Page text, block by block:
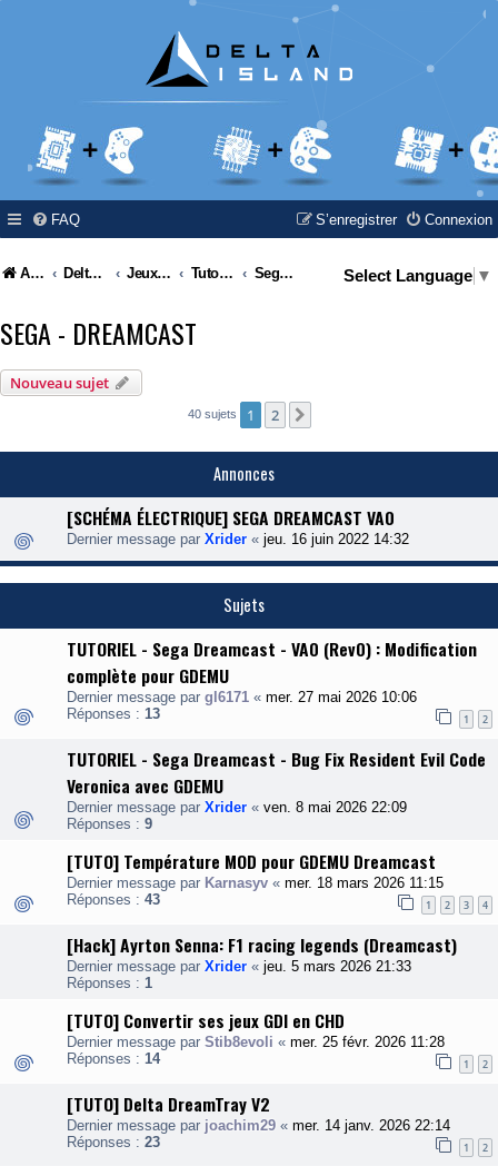
FAQ Connexion
S’enregistrer
Accueil Delta Island Jeux Video Tutoriel / Modding / Hack & Info Sega - Dreamcast Select Language ▼
SEGA - DREAMCAST
Nouveau sujet
40 sujets 1 2
Annonces
[SCHÉMA ÉLECTRIQUE] SEGA DREAMCAST VA0
Dernier message par Xrider « jeu. 16 juin 2022 14:32
Sujets
TUTORIEL - Sega Dreamcast - VA0 (Rev0) : Modification
complète pour GDEMU
Dernier message par gl6171 « mer. 27 mai 2026 10:06
Réponses : 13 1 2
TUTORIEL - Sega Dreamcast - Bug Fix Resident Evil Code
Veronica avec GDEMU
Dernier message par Xrider « ven. 8 mai 2026 22:09
Réponses : 9
[TUTO] Température MOD pour GDEMU Dreamcast
Dernier message par Karnasyv « mer. 18 mars 2026 11:15
Réponses : 43 1 2 3 4
[Hack] Ayrton Senna: F1 racing legends (Dreamcast)
Dernier message par Xrider « jeu. 5 mars 2026 21:33
Réponses : 1
[TUTO] Convertir ses jeux GDI en CHD
Dernier message par Stib8evoli « mer. 25 févr. 2026 11:28
Réponses : 14 1 2
[TUTO] Delta DreamTray V2
Dernier message par joachim29 « mer. 14 janv. 2026 22:14
Réponses : 23 1 2